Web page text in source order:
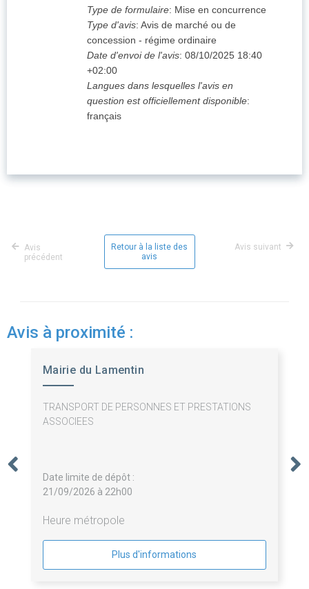
Type de formulaire: Mise en concurrence
Type d'avis: Avis de marché ou de
concession - régime ordinaire
Date d'envoi de l'avis: 08/10/2025 18:40
+02:00
Langues dans lesquelles l'avis en
question est officiellement disponible:
français
Avis
précédent
Retour à la liste des
avis
Avis suivant
Avis à proximité :
Mairie du Lamentin
TRANSPORT DE PERSONNES ET PRESTATIONS
ASSOCIEES
Date limite de dépôt :
21/09/2026 à 22h00
Heure métropole
Plus d'informations